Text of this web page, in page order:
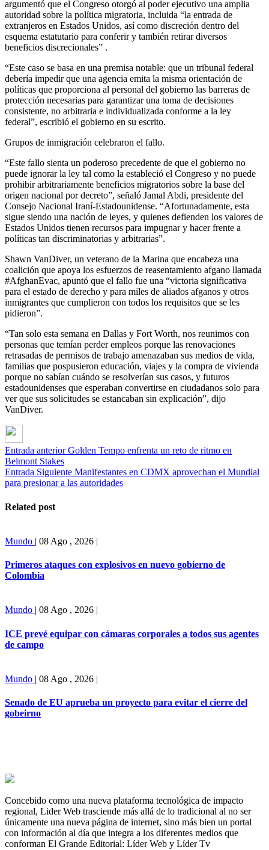
argumentó que el Congreso otorgó al poder ejecutivo una amplia
autoridad sobre la política migratoria, incluida “la entrada de
extranjeros en Estados Unidos, así como discreción dentro del
esquema estatutario para conferir y también retirar diversos
beneficios discrecionales” .
“Este caso se basa en una premisa notable: que un tribunal federal
debería impedir que una agencia emita la misma orientación de
políticas que proporciona al personal del gobierno las barreras de
protección necesarias para garantizar una toma de decisiones
consistente, no arbitraria e individualizada conforme a la ley
federal”, escribió el gobierno en su escrito.
Grupos de inmigración celebraron el fallo.
“Este fallo sienta un poderoso precedente de que el gobierno no
puede ignorar la ley tal como la estableció el Congreso y no puede
prohibir arbitrariamente beneficios migratorios sobre la base del
origen nacional por decreto”, señaló Jamal Abdi, presidente del
Consejo Nacional Iraní-Estadounidense. “Afortunadamente, esta
sigue siendo una nación de leyes, y quienes defienden los valores de
Estados Unidos tienen recursos para impugnar y hacer frente a
políticas tan discriminatorias y arbitrarias”.
Shawn VanDiver, un veterano de la Marina que encabeza una
coalición que apoya los esfuerzos de reasentamiento afgano llamada
#AfghanEvac, apuntó que el fallo fue una “victoria significativa
para el estado de derecho y para miles de aliados afganos y otros
inmigrantes que cumplieron con todos los requisitos que se les
pidieron”.
“Tan solo esta semana en Dallas y Fort Worth, nos reunimos con
personas que temían perder empleos porque las renovaciones
retrasadas de permisos de trabajo amenazaban sus medios de vida,
familias que pospusieron educación, viajes y la compra de vivienda
porque no sabían cuándo se resolverían sus casos, y futuros
estadounidenses que esperaban convertirse en ciudadanos solo para
ver que sus solicitudes se estancaban sin explicación”, dijo
VanDiver.
Entrada anterior Golden Tempo enfrenta un reto de ritmo en
Belmont Stakes
Entrada Siguiente Manifestantes en CDMX aprovechan el Mundial
para presionar a las autoridades
Related post
Mundo | 08 Ago , 2026 |
Primeros ataques con explosivos en nuevo gobierno de
Colombia
Mundo | 08 Ago , 2026 |
ICE prevé equipar con cámaras corporales a todos sus agentes
de campo
Mundo | 08 Ago , 2026 |
Senado de EU aprueba un proyecto para evitar el cierre del
gobeirno
Concebido como una nueva plataforma tecnológica de impacto
regional, Lider Web trasciende más allá de lo tradicional al no ser
únicamente una nueva página de internet, sino más bien un portal
con información al día que integra a los diferentes medios que
conforman El Grande Editorial: Líder Web y Líder Tv